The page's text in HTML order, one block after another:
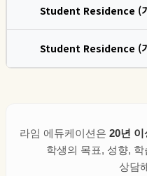
Student Residence (
Student Residence (
라임 에듀케이션은 20년 이
학생의 목표, 성향,
상담